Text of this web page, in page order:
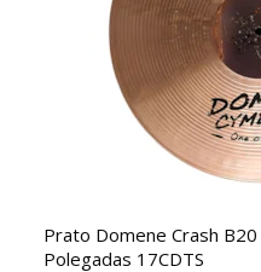
Prato Domene Crash
Polegadas 17CDTS